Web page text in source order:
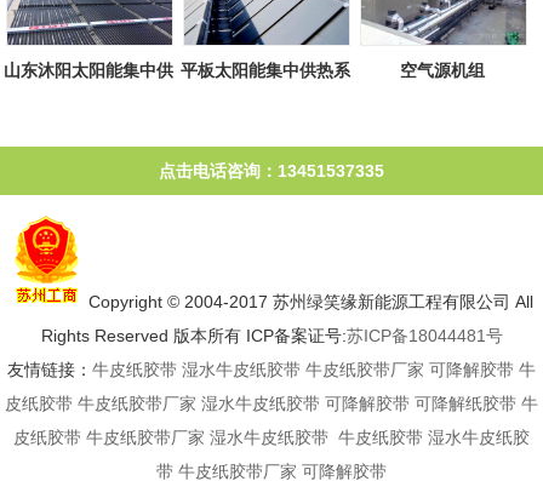
山东沐阳太阳能集中供 平板太阳能集中供热系
空气源机组
点击电话咨询：13451537335
Copyright © 2004-2017 苏州绿笑缘新能源工程有限公司 All
Rights Reserved 版本所有 ICP备案证号:苏ICP备18044481号
友情链接： 牛皮纸胶带 湿水牛皮纸胶带 牛皮纸胶带厂家 可降解胶带 牛
皮纸胶带 牛皮纸胶带厂家 湿水牛皮纸胶带 可降解胶带 可降解纸胶带 牛
皮纸胶带 牛皮纸胶带厂家 湿水牛皮纸胶带 牛皮纸胶带 湿水牛皮纸胶
带 牛皮纸胶带厂家 可降解胶带